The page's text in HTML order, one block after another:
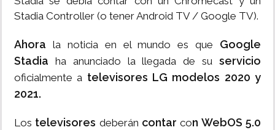
Stadia Controller (o tener Android TV / Google TV).
Ahora la noticia en el mundo es que Google
Stadia ha anunciado la llegada de su servicio
oficialmente a televisores LG modelos 2020 y
2021.
Los televisores deberán contar con WebOS 5.0